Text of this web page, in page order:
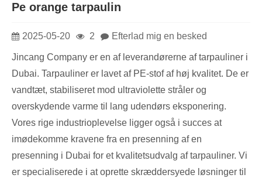
Pe orange tarpaulin
2025-05-20 2 Efterlad mig en besked
Jincang Company er en af ​​leverandørerne af tarpauliner i
Dubai. Tarpauliner er lavet af PE-stof af høj kvalitet. De er
vandtæt, stabiliseret mod ultraviolette stråler og
overskydende varme til lang udendørs eksponering.
Vores rige industrioplevelse ligger også i succes at
imødekomme kravene fra en presenning af en
presenning i Dubai for et kvalitetsudvalg af tarpauliner. Vi
er specialiserede i at oprette skræddersyede løsninger til